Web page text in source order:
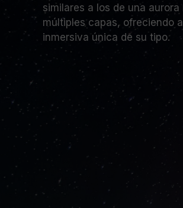
similares a los de una
múltiples capas, ofreciendo
inmersiva única de su tipo.